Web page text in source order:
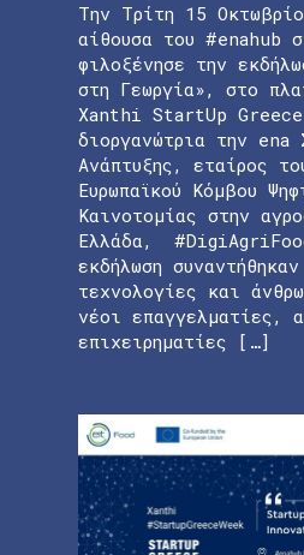
Την Τρίτη 15
αίθουσα του #enahub
φιλοξένησε την
στη Γεωργία», στο
Xanthi StartUp
διοργανώτρια την ena
Ανάπτυξης, εταίρος
Ευρωπαϊκού Κόμβου
Καινοτομίας στην
Ελλάδα,
εκδήλωση
τεχνολογίες και
νέοι επαγγελματίες,
επιχειρηματίες […]